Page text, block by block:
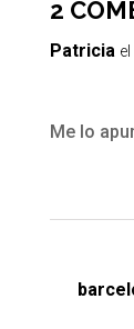
2
Patricia
Me lo